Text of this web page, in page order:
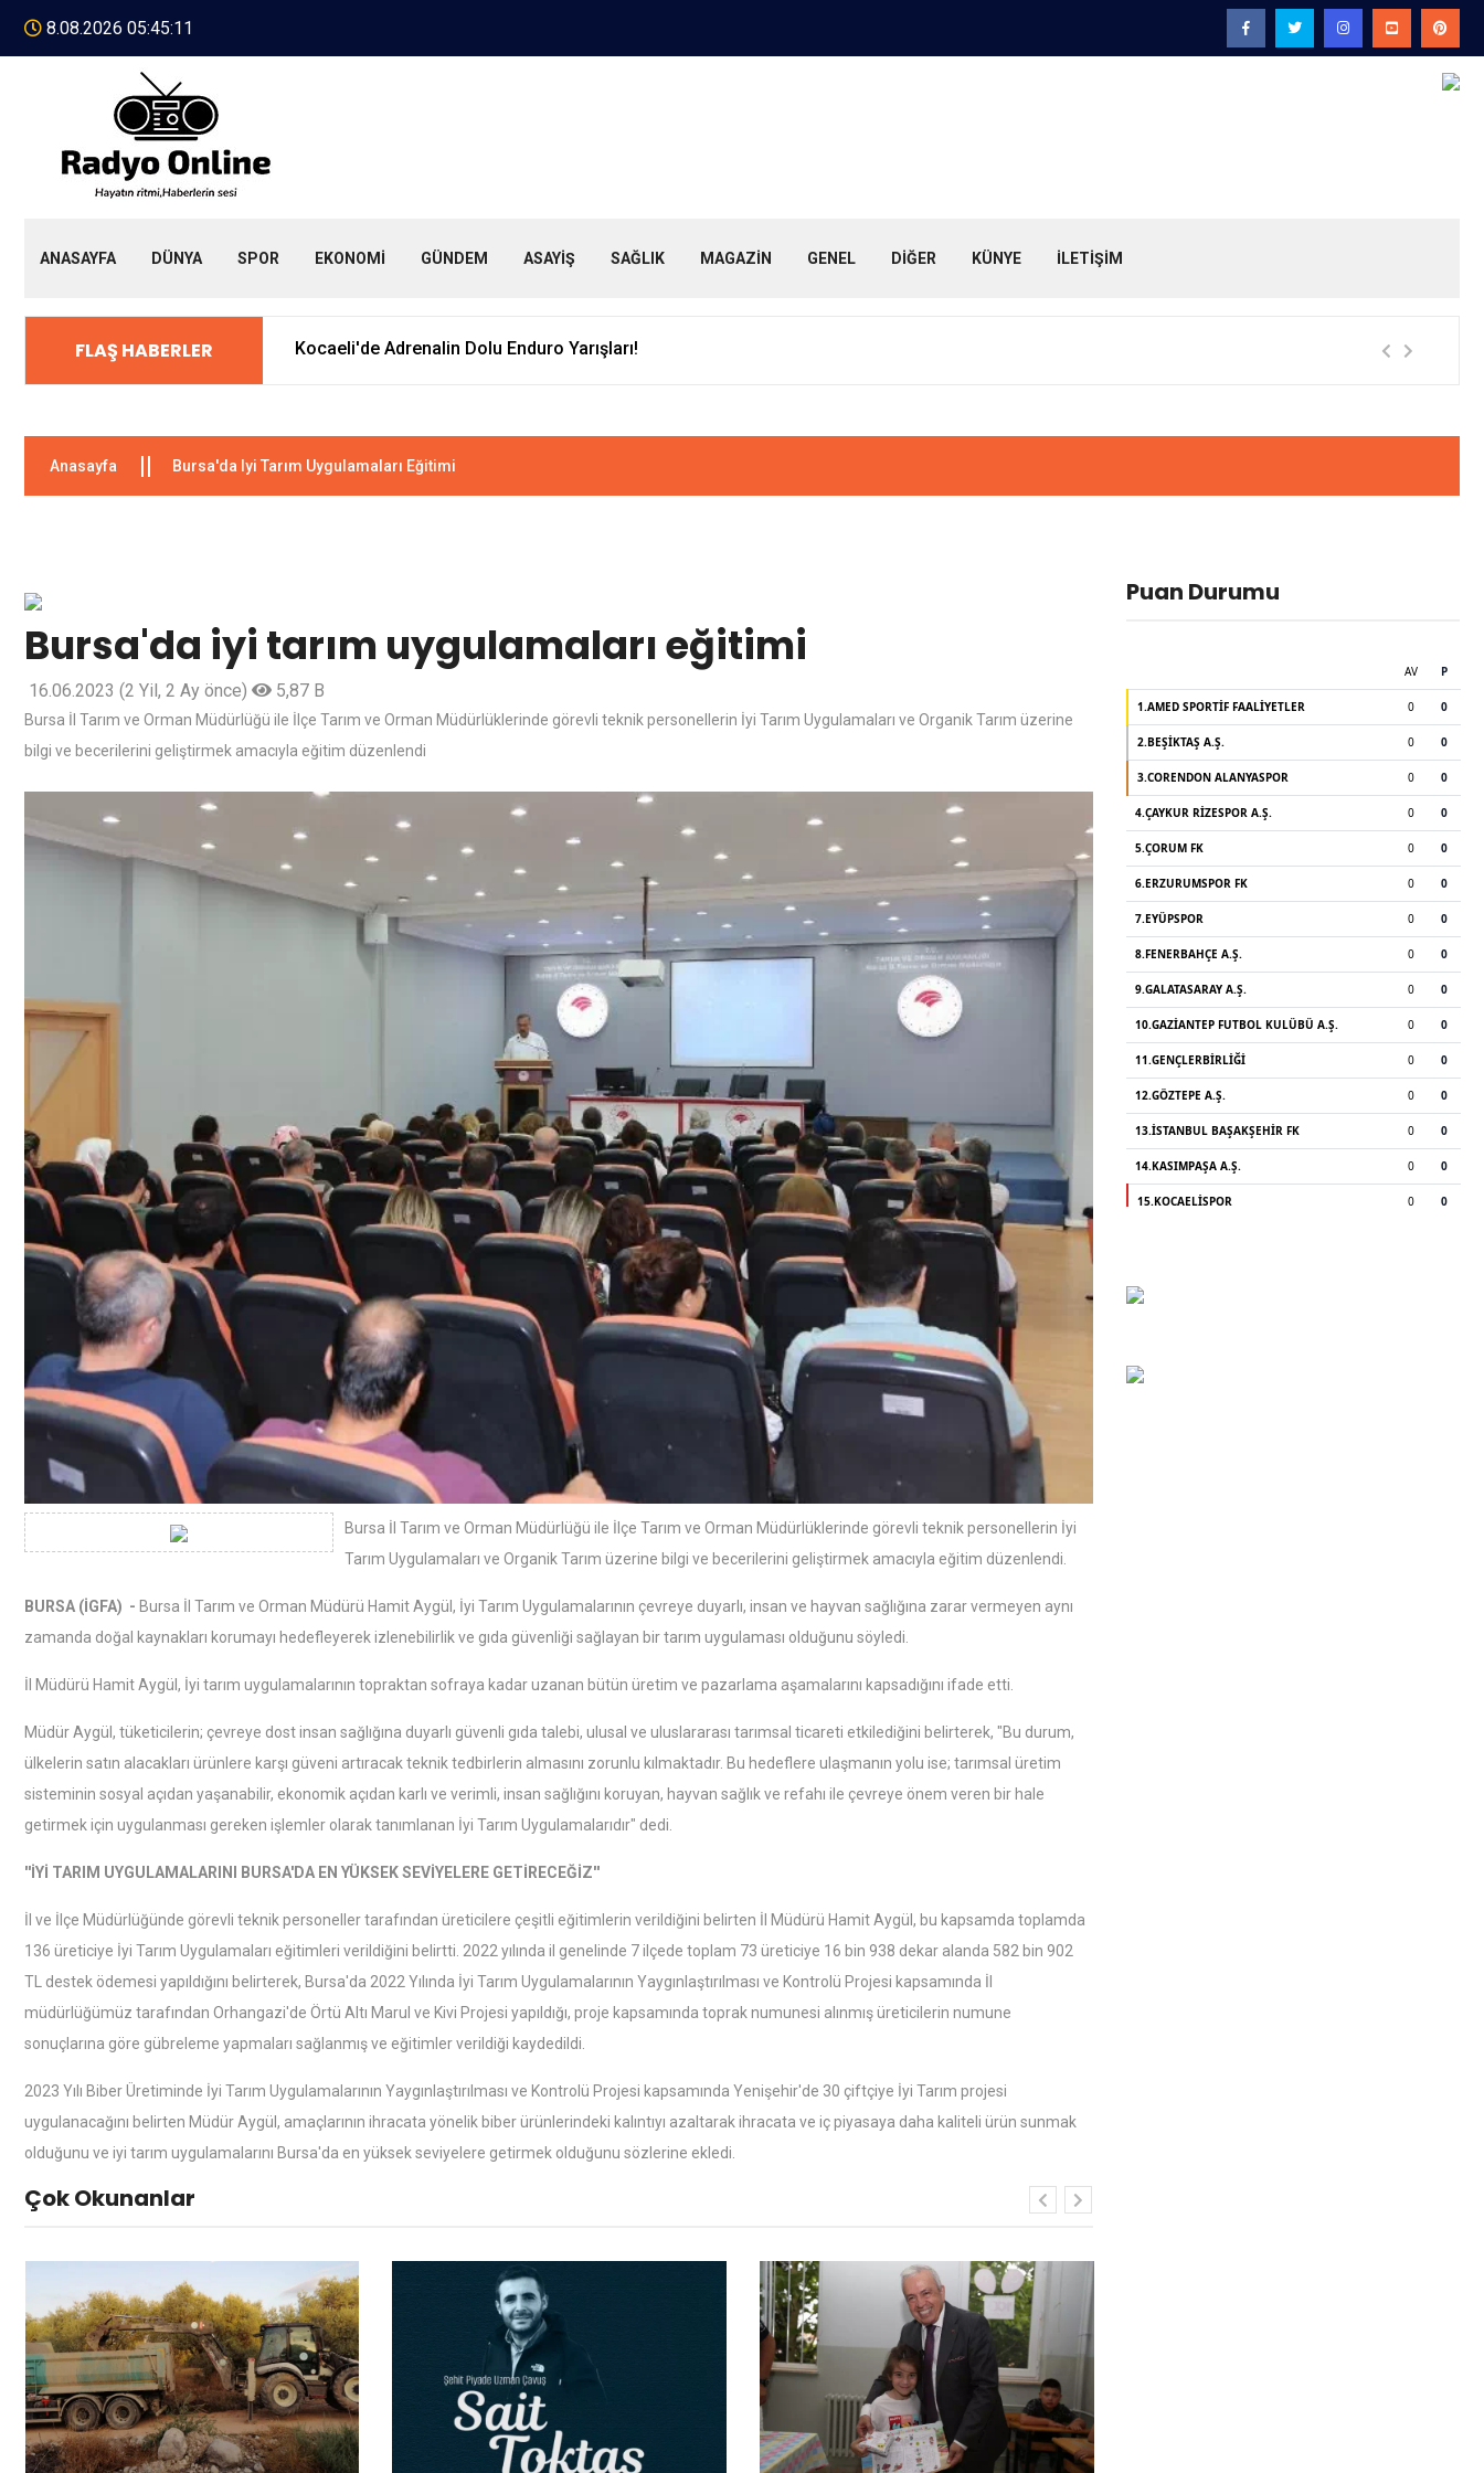
8.08.2026 05:45:11
ANASAYFA DÜNYA SPOR EKONOMİ GÜNDEM ASAYİŞ SAĞLIK MAGAZİN GENEL DİĞER KÜNYE İLETİŞİM
FLAŞ HABERLER "İlk Elektronik A.TR Belgesi ile e-ihracat Başladı"
Anasayfa Bursa'da Iyi Tarım Uygulamaları Eğitimi
Bursa'da iyi tarım uygulamaları eğitimi
16.06.2023 (2 Yil, 2 Ay önce) 5,87 B
Bursa İl Tarım ve Orman Müdürlüğü ile İlçe Tarım ve Orman Müdürlüklerinde görevli teknik personellerin İyi Tarım Uygulamaları ve Organik Tarım üzerine
bilgi ve becerilerini geliştirmek amacıyla eğitim düzenlendi
Bursa İl Tarım ve Orman Müdürlüğü ile İlçe Tarım ve Orman Müdürlüklerinde görevli teknik personellerin İyi
Tarım Uygulamaları ve Organik Tarım üzerine bilgi ve becerilerini geliştirmek amacıyla eğitim düzenlendi.
BURSA (İGFA) - Bursa İl Tarım ve Orman Müdürü Hamit Aygül, İyi Tarım Uygulamalarının çevreye duyarlı, insan ve hayvan sağlığına zarar vermeyen aynı
zamanda doğal kaynakları korumayı hedefleyerek izlenebilirlik ve gıda güvenliği sağlayan bir tarım uygulaması olduğunu söyledi.
İl Müdürü Hamit Aygül, İyi tarım uygulamalarının topraktan sofraya kadar uzanan bütün üretim ve pazarlama aşamalarını kapsadığını ifade etti.
Müdür Aygül, tüketicilerin; çevreye dost insan sağlığına duyarlı güvenli gıda talebi, ulusal ve uluslararası tarımsal ticareti etkilediğini belirterek, "Bu durum,
ülkelerin satın alacakları ürünlere karşı güveni artıracak teknik tedbirlerin almasını zorunlu kılmaktadır. Bu hedeflere ulaşmanın yolu ise; tarımsal üretim
sisteminin sosyal açıdan yaşanabilir, ekonomik açıdan karlı ve verimli, insan sağlığını koruyan, hayvan sağlık ve refahı ile çevreye önem veren bir hale
getirmek için uygulanması gereken işlemler olarak tanımlanan İyi Tarım Uygulamalarıdır" dedi.
''İYİ TARIM UYGULAMALARINI BURSA'DA EN YÜKSEK SEVİYELERE GETİRECEĞİZ''
İl ve İlçe Müdürlüğünde görevli teknik personeller tarafından üreticilere çeşitli eğitimlerin verildiğini belirten İl Müdürü Hamit Aygül, bu kapsamda toplamda
136 üreticiye İyi Tarım Uygulamaları eğitimleri verildiğini belirtti. 2022 yılında il genelinde 7 ilçede toplam 73 üreticiye 16 bin 938 dekar alanda 582 bin 902
TL destek ödemesi yapıldığını belirterek, Bursa'da 2022 Yılında İyi Tarım Uygulamalarının Yaygınlaştırılması ve Kontrolü Projesi kapsamında İl
müdürlüğümüz tarafından Orhangazi'de Örtü Altı Marul ve Kivi Projesi yapıldığı, proje kapsamında toprak numunesi alınmış üreticilerin numune
sonuçlarına göre gübreleme yapmaları sağlanmış ve eğitimler verildiği kaydedildi.
2023 Yılı Biber Üretiminde İyi Tarım Uygulamalarının Yaygınlaştırılması ve Kontrolü Projesi kapsamında Yenişehir'de 30 çiftçiye İyi Tarım projesi
uygulanacağını belirten Müdür Aygül, amaçlarının ihracata yönelik biber ürünlerindeki kalıntıyı azaltarak ihracata ve iç piyasaya daha kaliteli ürün sunmak
olduğunu ve iyi tarım uygulamalarını Bursa'da en yüksek seviyelere getirmek olduğunu sözlerine ekledi.
Çok Okunanlar
Puan Durumu